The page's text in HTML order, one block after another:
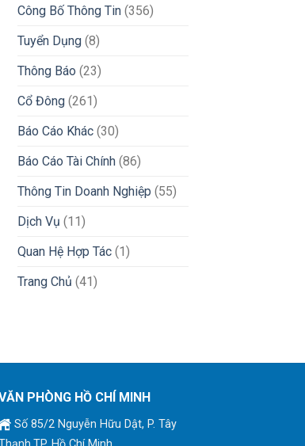
Công Bố Thông Tin(356)
Tuyển Dụng(8)
Thông Báo (23)
Cổ Đông(261)
Báo Cáo Khác(30)
Báo Cáo Tài Chính(86)
Thông Tin Doanh Nghiệp (55)
Dịch Vụ (11)
Quan Hệ Hợp Tác(1)
Trang Chủ (41)
PHÒNG HỒ CHÍ MINH
Số 85/2 Nguyễn Hữu Dật, P. Tây